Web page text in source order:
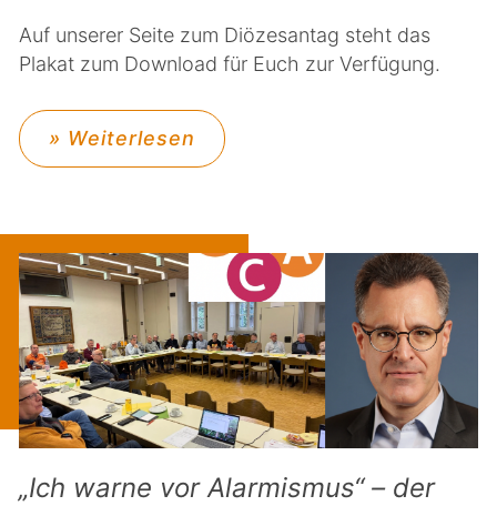
Auf unserer Seite zum Diözesantag steht das
Plakat zum Download für Euch zur Verfügung.
» Weiterlesen
„Ich warne vor Alarmismus“ – der